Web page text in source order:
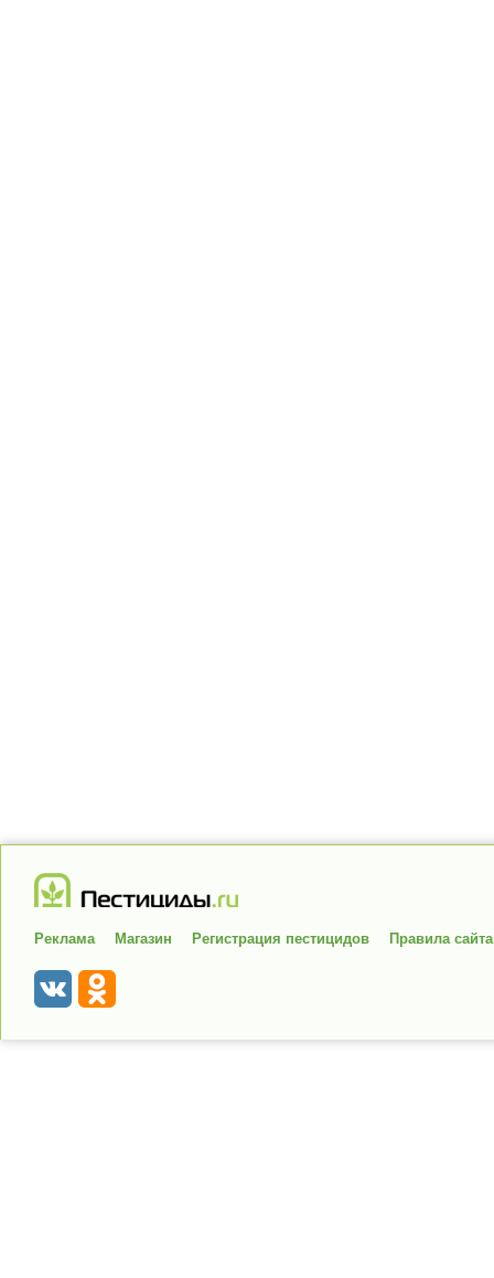
Реклама Магазин Регистрация пестицидов Правила сайта